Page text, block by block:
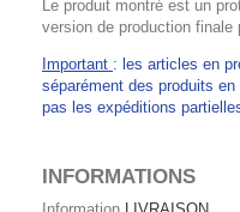
Le produit montré est un
version de production finale
Important : les articles en
séparément des produits
pas les expéditions
INFORMATIONS